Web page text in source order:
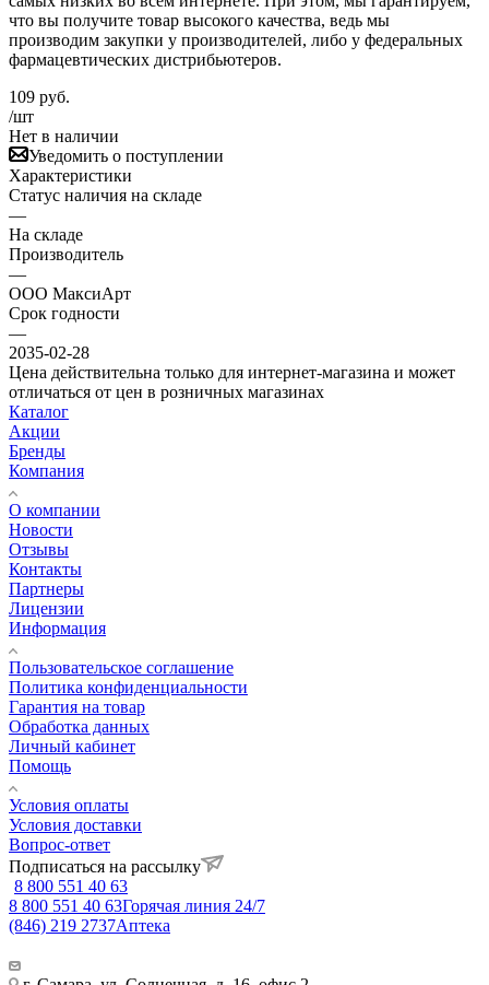
что вы получите товар высокого качества, ведь мы
производим закупки у производителей, либо у федеральных
фармацевтических дистрибьютеров.
109 руб.
/шт
Нет в наличии
Уведомить о поступлении
Характеристики
Статус наличия на складе
—
На складе
Производитель
—
ООО МаксиАрт
Срок годности
—
2035-02-28
Цена действительна только для интернет-магазина и может
отличаться от цен в розничных магазинах
Каталог
Акции
Бренды
Компания
О компании
Новости
Отзывы
Контакты
Партнеры
Лицензии
Информация
Пользовательское соглашение
Политика конфиденциальности
Гарантия на товар
Обработка данных
Личный кабинет
Помощь
Условия оплаты
Условия доставки
Вопрос-ответ
Подписаться на рассылку
8 800 551 40 63
8 800 551 40 63Горячая линия 24/7
(846) 219 2737Аптека